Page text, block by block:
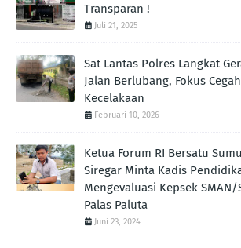
Transparan !
Juli 21, 2025
Sat Lantas Polres Langkat
Jalan Berlubang, Fokus
Kecelakaan
Februari 10, 2026
Ketua Forum RI Bersatu
Siregar Minta Kadis
Mengevaluasi Kepsek SMAN/
Palas Paluta
Juni 23, 2024